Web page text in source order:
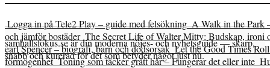
Logga in på Tele2 Play – guide med felsökning A Walk in the Park
och jämför bostäder The Secret Life of Walter Mitty: Budskap, ironi
earl Spencer – biografi, barn och dödsorsak Let the Good Times
förmögenhet Toning som täcker grått hår – Fungerar det eller inte
samhallsfokus.se är din moderna nöjes- och nyhetsguide — skarp,
snabb och kurerad för det som betyder något just nu.